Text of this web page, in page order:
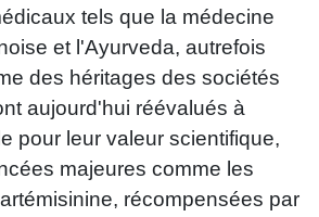
tels que la médecine
et l'Ayurveda, autrefois
des héritages des sociétés
aujourd'hui réévalués à
pour leur valeur scientifique,
majeures comme les
récompensées par